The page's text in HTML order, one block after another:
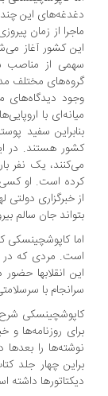
این چند روزه
از زمان پیروزی
کشور آغاز می‌شود.
از مناصب سیاسی
مختلف مدعی
دیدگاه‌های
با اروپایی‌ها
سفید پوستان
هستند. در این
یک نفر بارو
است. او کسی نیست
خبرگزاری دولتی
جان سالم بیرون
کاپوشچینسکی کارش
انقلابها حضور
با سرسلامتی به
شرح
روزنامه‌ها و
را بعدها در
چهار جلد کتاب
داشته است.